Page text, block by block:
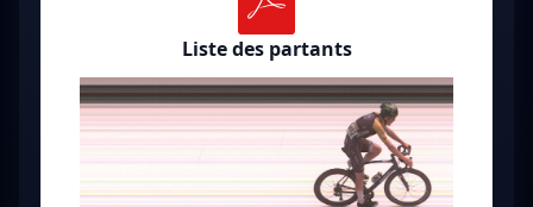
Liste des partants